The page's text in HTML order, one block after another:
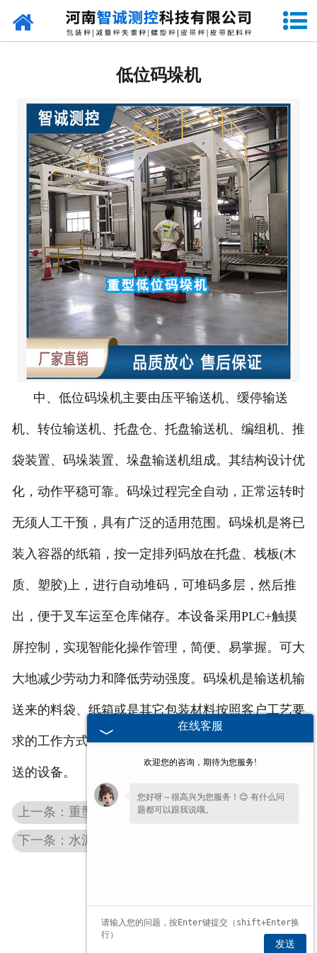
网站首页
- DCS-D系列单斗颗粒包装秤
- DCS-SP系列粉粒两用双斗包装秤
- DCS-DP系列粉粒两用单斗包装秤
- DCS-L系列粉状包装秤
- DCS-S系列无斗定量包装秤
- DCS-X系列振动小包装秤
- DCS-T系列吨袋包装秤
电子皮带秤
序列式皮带秤
电子配料秤
- LCS系列皮带配料秤
- LCS-L系列螺旋配料秤
输送提升设备
- 输送机
- 绞龙
给煤机
低位码垛机
中、低位码垛机主要由压平输送机、缓停输送
机、转位输送机、托盘仓、托盘输送机、编组机、推
袋装置、码垛装置、垛盘输送机组成。其结构设计优
化，动作平稳可靠。码垛过程完全自动，正常运转时
无须人工干预，具有广泛的适用范围。 码垛机是将已
装入容器的纸箱，按一定排列码放在托盘、栈板(木
质、塑胶)上，进行自动堆码，可堆码多层，然后推
出，便于叉车运至仓库储存。本设备采用PLC+触摸
屏控制，实现智能化操作管理，简便、易掌握。可大
大地减少劳动力和降低劳动强度。码垛机是输送机输
送来的料袋、纸箱或是其它包装材料按照客户工艺要
求的工作方式自动堆叠成垛，并将成垛的物料进行输
送的设备。
上一条：重型低位码垛机
下一条：水泥行业减量秤
在线客服
欢迎您的咨询，期待为您服务!
您好呀～很高兴为您服务！😊 有什么问
题都可以跟我说哦。
发送